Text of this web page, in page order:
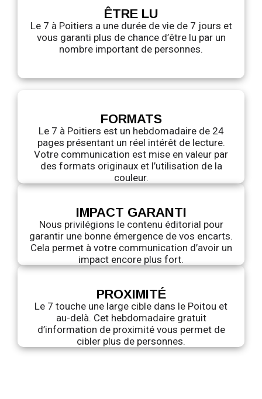
ÊTRE LU
Le 7 à Poitiers a une durée de vie de 7 jours et
vous garanti plus de chance d’être lu par un
nombre important de personnes.
FORMATS
Le 7 à Poitiers est un hebdomadaire de 24
pages présentant un réel intérêt de lecture.
Votre communication est mise en valeur par
des formats originaux et l’utilisation de la
couleur.
IMPACT GARANTI
Nous privilégions le contenu éditorial pour
garantir une bonne émergence de vos encarts.
Cela permet à votre communication d’avoir un
impact encore plus fort.
PROXIMITÉ
Le 7 touche une large cible dans le Poitou et
au-delà. Cet hebdomadaire gratuit
d’information de proximité vous permet de
cibler plus de personnes.